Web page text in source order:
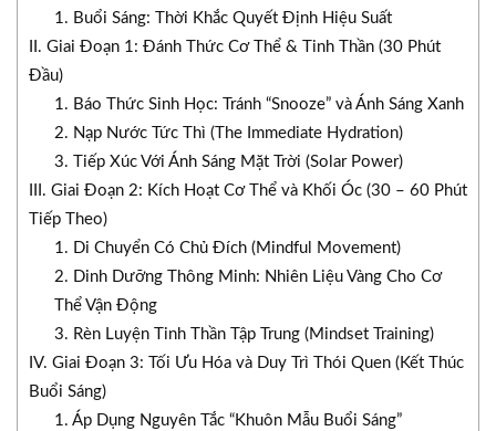
1. Buổi Sáng: Thời Khắc Quyết Định Hiệu Suất
II. Giai Đoạn 1: Đánh Thức Cơ Thể & Tinh Thần (30 Phút
Đầu)
1. Báo Thức Sinh Học: Tránh “Snooze” và Ánh Sáng Xanh
2. Nạp Nước Tức Thì (The Immediate Hydration)
3. Tiếp Xúc Với Ánh Sáng Mặt Trời (Solar Power)
III. Giai Đoạn 2: Kích Hoạt Cơ Thể và Khối Óc (30 – 60 Phút
Tiếp Theo)
1. Di Chuyển Có Chủ Đích (Mindful Movement)
2. Dinh Dưỡng Thông Minh: Nhiên Liệu Vàng Cho Cơ
Thể Vận Động
3. Rèn Luyện Tinh Thần Tập Trung (Mindset Training)
IV. Giai Đoạn 3: Tối Ưu Hóa và Duy Trì Thói Quen (Kết Thúc
Buổi Sáng)
1. Áp Dụng Nguyên Tắc “Khuôn Mẫu Buổi Sáng”